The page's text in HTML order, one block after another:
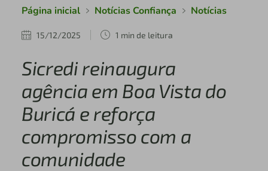
Página inicial Notícias Confiança Notícias
15/12/2025 1 min de leitura
Sicredi reinaugura
agência em Boa Vista do
Buricá e reforça
compromisso com a
comunidade